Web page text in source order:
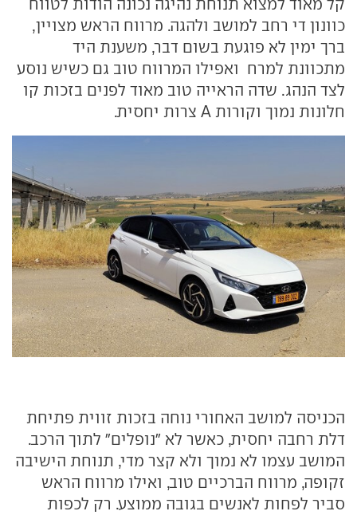
קל מאוד למצוא תנוחת נהיגה נכונה הודות לטווח
כוונון די רחב למושב ולהגה. מרווח הראש מצויין,
ברך ימין לא פוגעת בשום דבר, משענת היד
מתכוונת למרח ואפילו המרווח טוב גם כשיש נוסע
לצד הנהג. שדה הראייה טוב מאוד לפנים בזכות קו
חלונות נמוך וקורות A צרות יחסית.
הכניסה למושב האחורי נוחה בזכות זווית פתיחת
דלת רחבה יחסית, כאשר לא "נופלים" לתוך הרכב.
המושב עצמו לא נמוך ולא קצר מדי, תנוחת הישיבה
זקופה, מרווח הברכיים טוב, ואילו מרווח הראש
סביר לפחות לאנשים בגובה ממוצע. רק לכפות